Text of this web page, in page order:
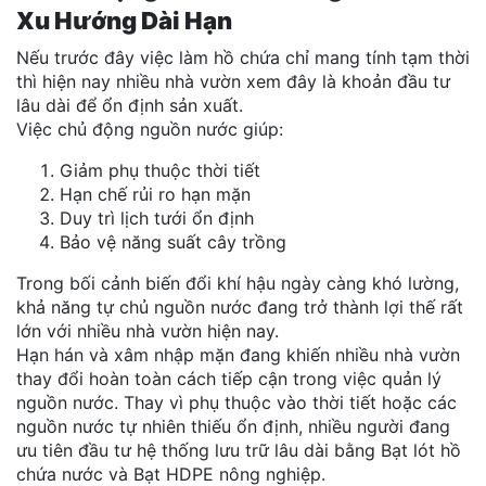
Xu Hướng Dài Hạn
Nếu trước đây việc làm hồ chứa chỉ mang tính tạm thời
thì hiện nay nhiều nhà vườn xem đây là khoản đầu tư
lâu dài để ổn định sản xuất.
Việc chủ động nguồn nước giúp:
Giảm phụ thuộc thời tiết
Hạn chế rủi ro hạn mặn
Duy trì lịch tưới ổn định
Bảo vệ năng suất cây trồng
Trong bối cảnh biến đổi khí hậu ngày càng khó lường,
khả năng tự chủ nguồn nước đang trở thành lợi thế rất
lớn với nhiều nhà vườn hiện nay.
Hạn hán và xâm nhập mặn đang khiến nhiều nhà vườn
thay đổi hoàn toàn cách tiếp cận trong việc quản lý
nguồn nước. Thay vì phụ thuộc vào thời tiết hoặc các
nguồn nước tự nhiên thiếu ổn định, nhiều người đang
ưu tiên đầu tư hệ thống lưu trữ lâu dài bằng Bạt lót hồ
chứa nước và Bạt HDPE nông nghiệp.